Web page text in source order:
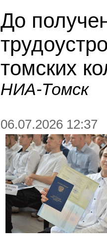
До
томских
НИА-Томск
06.07.2026 12:37